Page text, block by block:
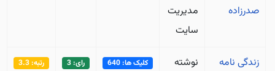
صدرزاده
مدیریت
سایت
زندگی نامه
نوشته
کلیک ها: 640 رای: 3 رتبه: 3.3